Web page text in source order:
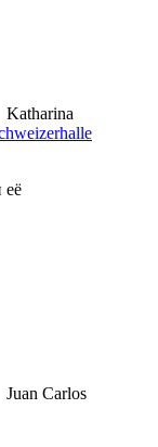
Katharina
её
Juan Carlos